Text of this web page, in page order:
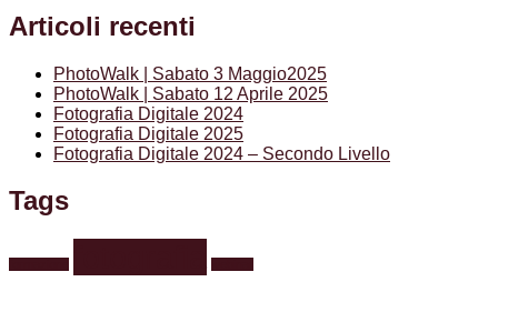
Articoli recenti
PhotoWalk | Sabato 3 Maggio2025
PhotoWalk | Sabato 12 Aprile 2025
Fotografia Digitale 2024
Fotografia Digitale 2025
Fotografia Digitale 2024 – Secondo Livello
Tags